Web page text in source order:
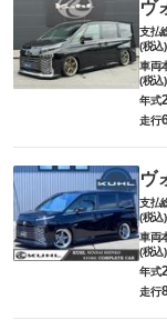
ヴ
支払
(税込
車両
(税込)
年式
走行
ヴ
支払
(税込
車両
(税込)
年式
走行